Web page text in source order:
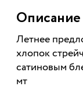
Описание
Летнее
хлопок
сатиновым
мт